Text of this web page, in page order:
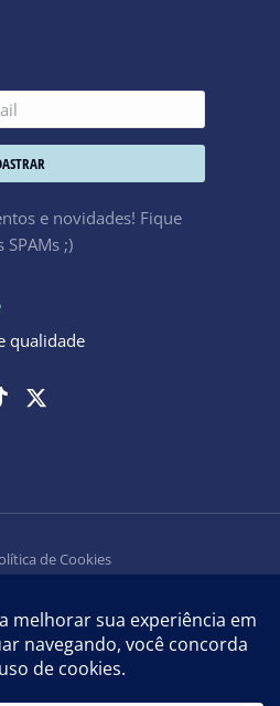
e novidades! Fique
;)
qualidade
de Cookies